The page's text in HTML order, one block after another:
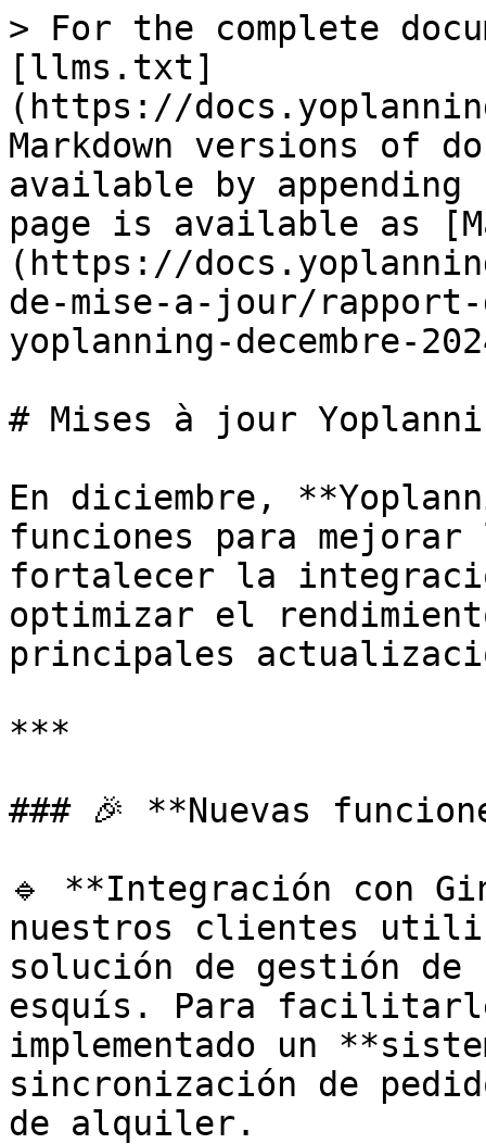
> For the complete
[llms.txt]
(https://
Markdown versions of
available by
page is available as
(https://
de-mise-a-jour/
yoplanning-decembre-
# Mises à jour
En diciembre,
funciones para
fortalecer la
optimizar el
principales
***
### 🎉 **Nuevas
🔹 **Integración con
nuestros clientes
solución de gestión
esquís. Para
implementado un
sincronización de
de alquiler.